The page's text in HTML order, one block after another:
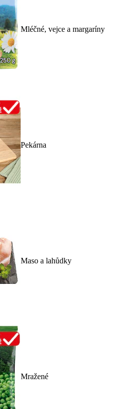
Mléčné, vejce a margaríny
Pekárna
Maso a lahůdky
Mražené